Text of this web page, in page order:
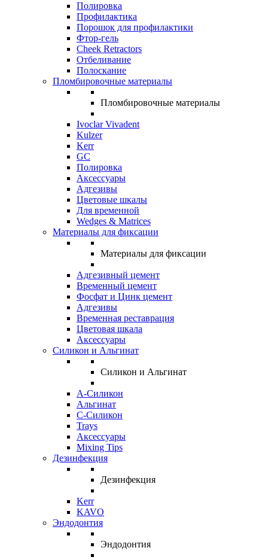
Полировка
Профилактика
Порошок для профилактики
Фтор-гель
Cheek Retractors
Отбеливание
Полоскание
Пломбировочные материалы
Пломбировочные материалы
Ivoclar Vivadent
Kulzer
Kerr
GC
Полировка
Аксессуары
Адгезивы
Цветовые шкалы
Для временной
Wedges & Matrices
Материалы для фиксации
Материалы для фиксации
Адгезивный цемент
Временный цемент
Фосфат и Цинк цемент
Адгезивы
Временная реставрация
Цветовая шкала
Аксессуары
Силикон и Альгинат
Силикон и Альгинат
A-Силикон
Альгинат
C-Силикон
Trays
Аксессуары
Mixing Tips
Дезинфекция
Дезинфекция
Kerr
KAVO
Эндодонтия
Эндодонтия